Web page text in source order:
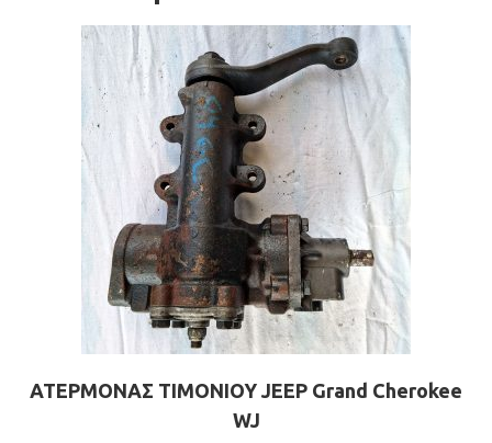
ΑΤΕΡΜΟΝΑΣ ΤΙΜΟΝΙΟΥ JEEP Grand Cherokee
WJ